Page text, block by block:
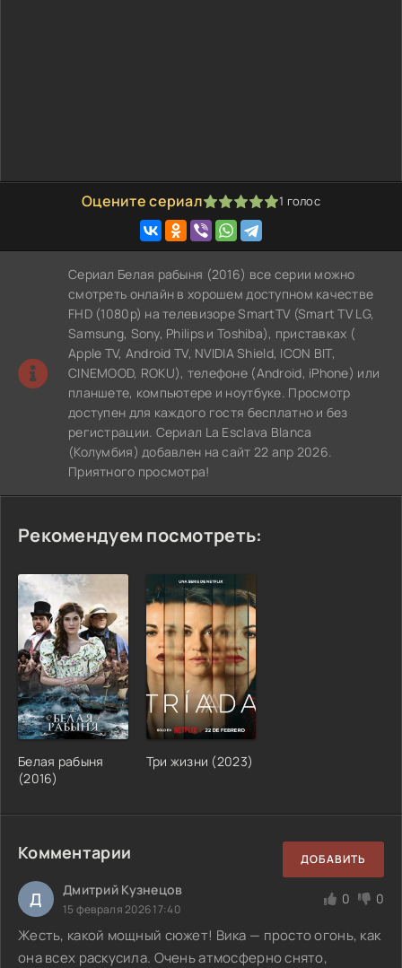
Оцените сериал
1 2 3 4 5 1 голос
Сериал Белая рабыня (2016) все серии можно
смотреть онлайн в хорошем доступном качестве
FHD (1080p) на телевизоре SmartTV (Smart TV LG,
Samsung, Sony, Philips и Toshiba), приставках (
Apple TV, Android TV, NVIDIA Shield, ICON BIT,
CINEMOOD, ROKU), телефоне (Android, iPhone) или
планшете, компьютере и ноутбуке. Просмотр
доступен для каждого гостя бесплатно и без
регистрации. Сериал La Esclava Blanca
(Колумбия) добавлен на сайт 22 апр 2026.
Приятного просмотра!
Рекомендуем посмотреть:
Белая рабыня
(2016)
Три жизни (2023)
Комментарии ДОБАВИТЬ
Д Дмитрий Кузнецов
15 февраля 2026 17:40
0 0
Жесть, какой мощный сюжет! Вика — просто огонь, как
она всех раскусила. Очень атмосферно снято,